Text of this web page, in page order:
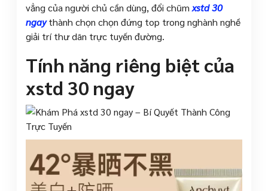
vẳng của người chủ cần dùng, đổi chũm xstd 30
ngaythành chọn chọn đứng top trong nghành nghề
giải trí thư dãn trực tuyến đường.
Tính năng riêng biệt của
xstd 30 ngay